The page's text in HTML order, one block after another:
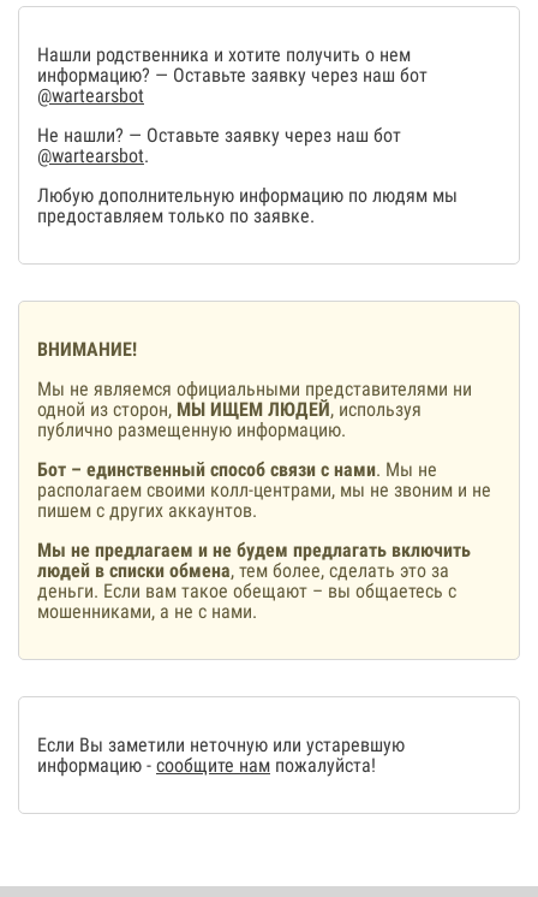
Нашли родственника и хотите получить о нем
информацию? — Оставьте заявку через наш бот
@wartearsbot
Не нашли? — Оставьте заявку через наш бот
@wartearsbot.
Любую дополнительную информацию по людям мы
предоставляем только по заявке.
ВНИМАНИЕ!
Мы не являемся официальными представителями ни
одной из сторон, МЫ ИЩЕМ ЛЮДЕЙ, используя
публично размещенную информацию.
Бот – единственный способ связи с нами. Мы не
располагаем своими колл-центрами, мы не звоним и не
пишем с других аккаунтов.
Мы не предлагаем и не будем предлагать включить
людей в списки обмена, тем более, сделать это за
деньги. Если вам такое обещают – вы общаетесь с
мошенниками, а не с нами.
Если Вы заметили неточную или устаревшую
информацию - сообщите нам пожалуйста!